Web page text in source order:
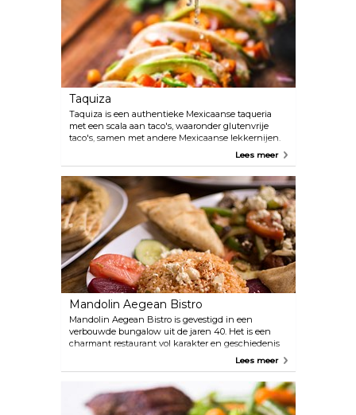
Taquiza
Taquiza is een authentieke Mexicaanse taqueria
met een scala aan taco's, waaronder glutenvrije
taco's, samen met andere Mexicaanse lekkernijen.
Plus een wisselende selectie ambachtelijke bieren,
huisgemaakte margarita's, tequila en nog veel meer
op een stijlvolle en ongedwongen plek recht
tegenover het strandpad.
Lees meer
Mandolin Aegean Bistro
Mandolin Aegean Bistro is gevestigd in een
verbouwde bungalow uit de jaren 40. Het is een
charmant restaurant vol karakter en geschiedenis
dat gespecialiseerd is in Griekse en Turkse
gerechten uit de Egeïsche kust. Het biedt een scala
aan heerlijke gerechten, zoals vers gegrilde vis, ali
nazik, köfte en manti.
Lees meer